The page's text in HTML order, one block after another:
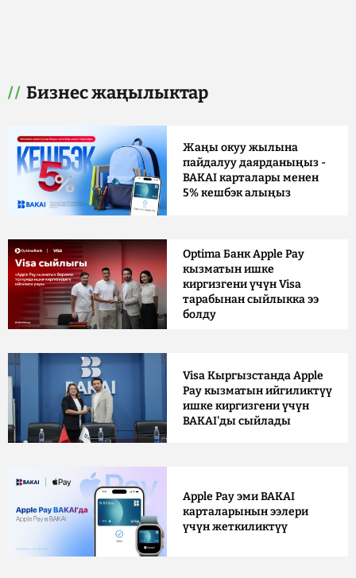
Бизнес жаңылыктар
Жаңы окуу жылына
пайдалуу даярданыңыз -
BAKAI карталары менен
5% кешбэк алыңыз
Optima Банк Apple Pay
кызматын ишке
киргизгени үчүн Visa
тарабынан сыйлыкка ээ
болду
Visa Кыргызстанда Apple
Pay кызматын ийгиликтүү
ишке киргизгени үчүн
BAKAI'ды сыйлады
Apple Pay эми BAKAI
карталарынын ээлери
үчүн жеткиликтүү